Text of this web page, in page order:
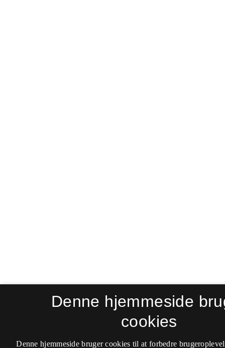
Denne hjemmeside
cookies
Denne hjemmeside bruger cookies til at forbedre